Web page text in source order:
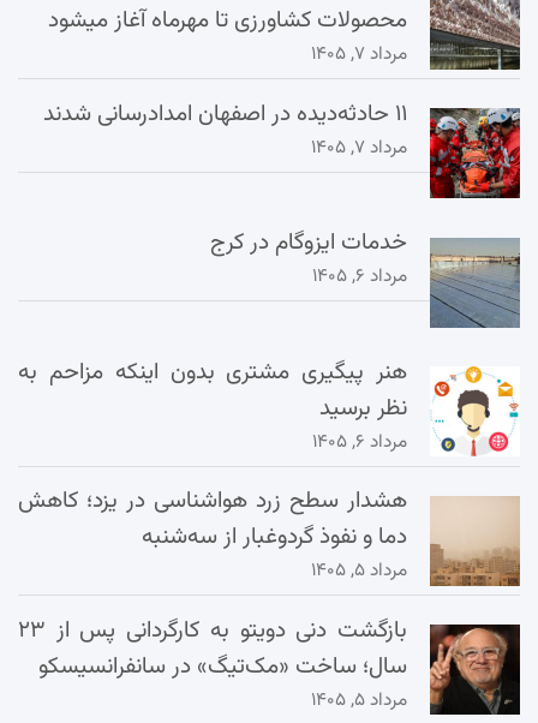
محصولات کشاورزی تا مهرماه آغاز میشود
مرداد ۷, ۱۴۰۵
۱۱ حادثه‌دیده در اصفهان امدادرسانی شدند
مرداد ۷, ۱۴۰۵
خدمات ایزوگام در کرج
مرداد ۶, ۱۴۰۵
هنر پیگیری مشتری بدون اینکه مزاحم به
نظر برسید
مرداد ۶, ۱۴۰۵
هشدار سطح زرد هواشناسی در یزد؛ کاهش
دما و نفوذ گردوغبار از سه‌شنبه
مرداد ۵, ۱۴۰۵
بازگشت دنی دویتو به کارگردانی پس از ۲۳
سال؛ ساخت «مک‌تیگ» در سانفرانسیسکو
مرداد ۵, ۱۴۰۵